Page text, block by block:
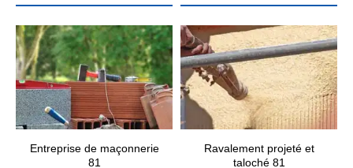
Entreprise de maçonnerie
81
Ravalement projeté et
taloché 81